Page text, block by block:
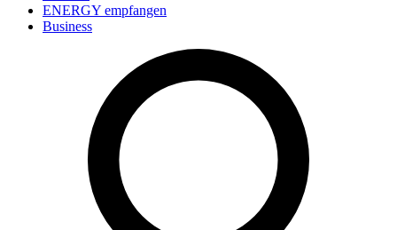
ENERGY empfangen
Business